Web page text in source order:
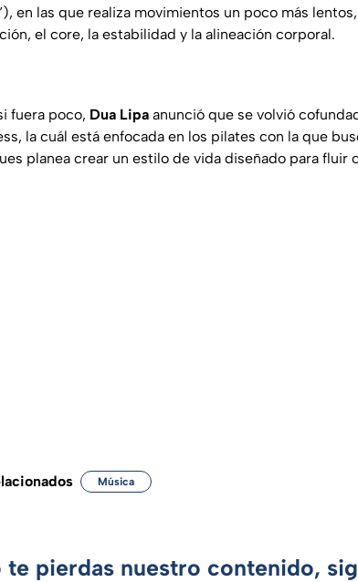
), en las que realiza movimientos un poco más
el core, la estabilidad y la alineación corporal.
fuera poco, Dua Lipa anunció que se volvió
la cuál está enfocada en los pilates con la que
planea crear un estilo de vida diseñado para fluir
Música
te pierdas nuestro contenido,